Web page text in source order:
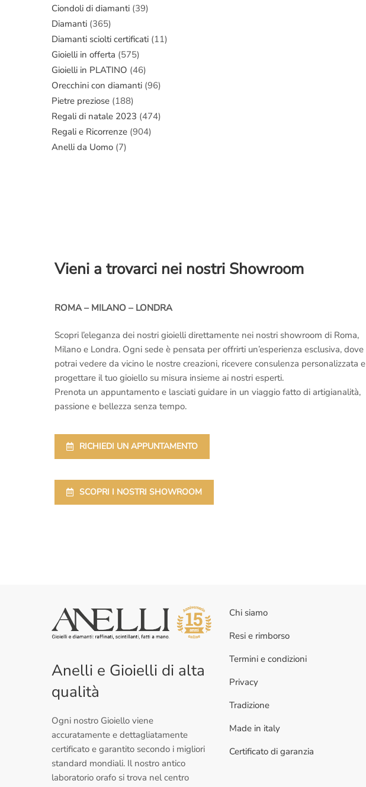
Ciondoli di diamanti (39)
Diamanti (365)
Diamanti sciolti certificati (11)
Gioielli in offerta (575)
Gioielli in PLATINO (46)
Orecchini con diamanti (96)
Pietre preziose (188)
Regali di natale 2023 (474)
Regali e Ricorrenze (904)
Anelli da Uomo (7)
Vieni a trovarci nei nostri Showroom
ROMA – MILANO – LONDRA
Scopri l’eleganza dei nostri gioielli direttamente nei nostri showroom di Roma,
Milano e Londra. Ogni sede è pensata per offrirti un’esperienza esclusiva, dove
potrai vedere da vicino le nostre creazioni, ricevere consulenza personalizzata e
progettare il tuo gioiello su misura insieme ai nostri esperti.
Prenota un appuntamento e lasciati guidare in un viaggio fatto di artigianalità,
passione e bellezza senza tempo.
RICHIEDI UN APPUNTAMENTO
SCOPRI I NOSTRI SHOWROOM
Anelli e Gioielli di alta
qualità
Ogni nostro Gioiello viene
accuratamente e dettagliatamente
certificato e garantito secondo i migliori
standard mondiali. Il nostro antico
laboratorio orafo si trova nel centro
Chi siamo
Resi e rimborso
Termini e condizioni
Privacy
Tradizione
Made in italy
Certificato di garanzia